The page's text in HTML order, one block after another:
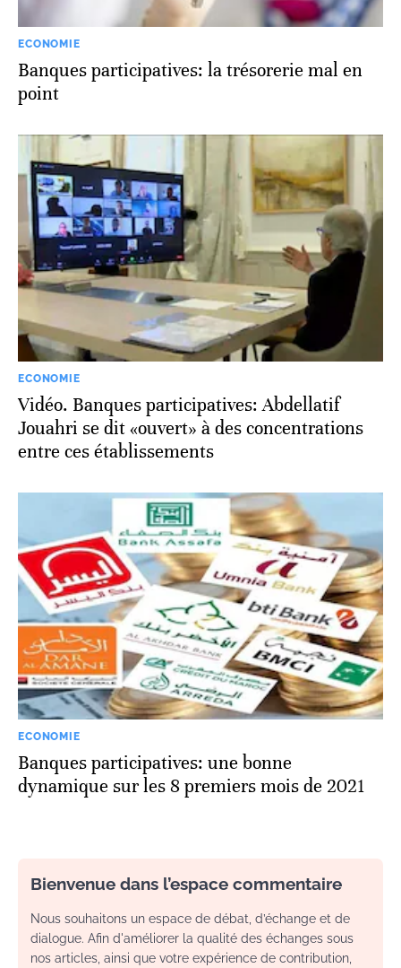
ECONOMIE
Banques participatives: la trésorerie mal en
point
ECONOMIE
Vidéo. Banques participatives: Abdellatif
Jouahri se dit «ouvert» à des concentrations
entre ces établissements
ECONOMIE
Banques participatives: une bonne
dynamique sur les 8 premiers mois de 2021
Bienvenue dans l’espace commentaire
Nous souhaitons un espace de débat, d’échange et de
dialogue. Afin d'améliorer la qualité des échanges sous
nos articles, ainsi que votre expérience de contribution,